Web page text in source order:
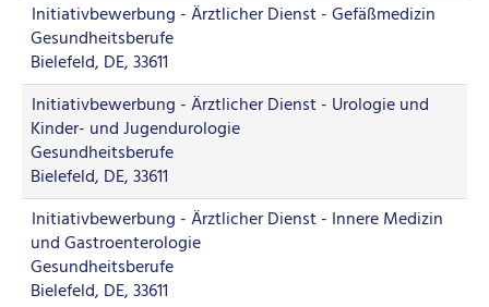
Initiativbewerbung - Ärztlicher Dienst - Gefäßmedizin
Gesundheitsberufe
Bielefeld, DE, 33611
Initiativbewerbung - Ärztlicher Dienst - Urologie und
Kinder- und Jugendurologie
Gesundheitsberufe
Bielefeld, DE, 33611
Initiativbewerbung - Ärztlicher Dienst - Innere Medizin
und Gastroenterologie
Gesundheitsberufe
Bielefeld, DE, 33611